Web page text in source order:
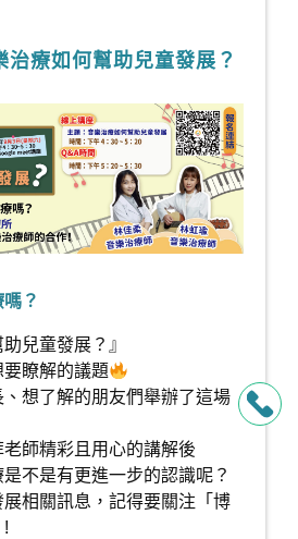
治療如何幫助兒童發展？
？
兒童發展？』
瞭解的議題
想了解的朋友們舉辦了這場
師精彩且用心的講解後
不是有更進一步的認識呢？
相關訊息，記得要關注「博
!